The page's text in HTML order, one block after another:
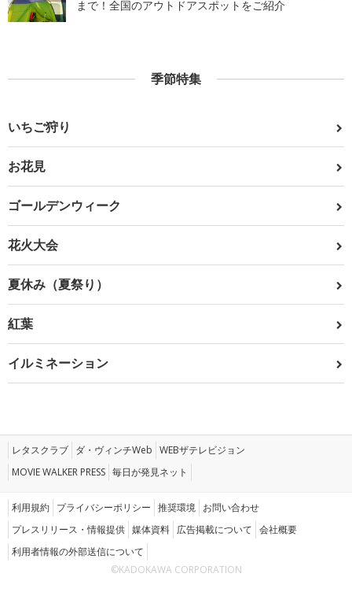
まで！全国のアウトドアスポットをご紹介
季節特集
いちご狩り
お花見
ゴールデンウィーク
花火大会
夏休み（夏祭り）
紅葉
イルミネーション
レタスクラブ ダ・ヴィンチWeb WEBザテレビジョン
MOVIE WALKER PRESS 毎日が発見ネット
利用規約 プライバシーポリシー 推奨環境 お問い合わせ
プレスリリース・情報提供 媒体資料 広告掲載について 会社概要
利用者情報の外部送信について
©KADOKAWA CORPORATION